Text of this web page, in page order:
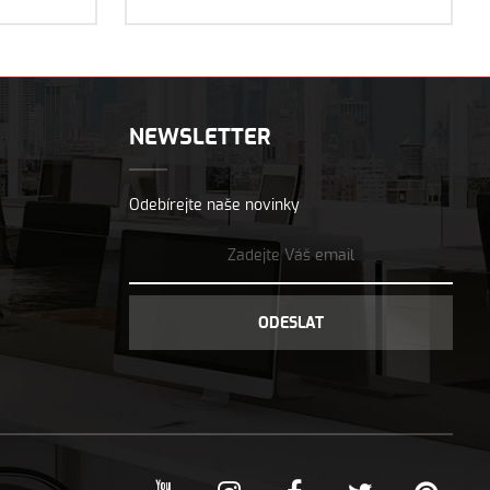
NEWSLETTER
Odebírejte naše novinky
ODESLAT